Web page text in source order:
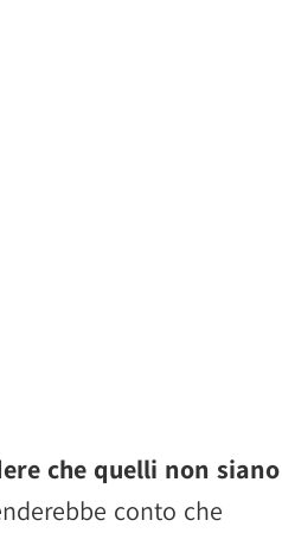
che quelli non siano
conto che